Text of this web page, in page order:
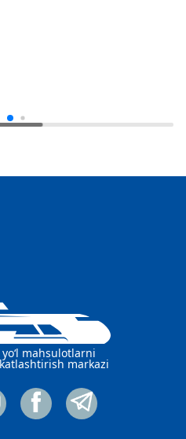
mahsulotlarni
markazi